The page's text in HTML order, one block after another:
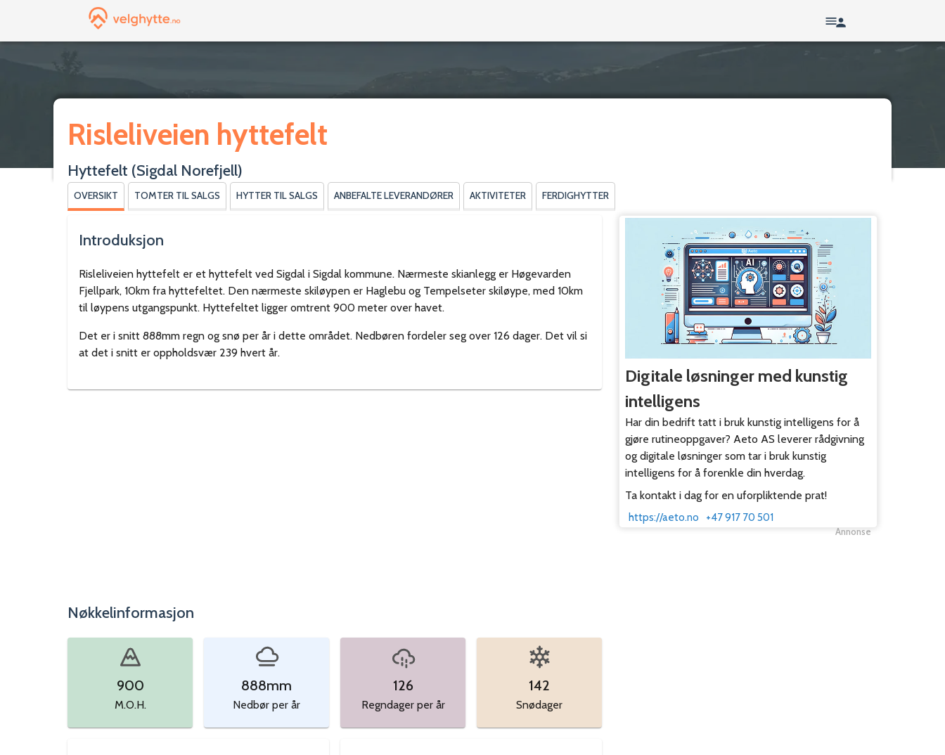
Risleliveien hyttefelt
Hyttefelt (Sigdal Norefjell)
OVERSIKT TOMTER TIL SALGS HYTTER TIL SALGS ANBEFALTE LEVERANDØRER AKTIVITETER FERDIGHYTTER
Introduksjon
Risleliveien hyttefelt er et hyttefelt ved Sigdal i Sigdal kommune. Nærmeste skianlegg er Høgevarden
Fjellpark, 10km fra hyttefeltet. Den nærmeste skiløypen er Haglebu og Tempelseter skiløype, med 10km
til løypens utgangspunkt. Hyttefeltet ligger omtrent 900 meter over havet.
Det er i snitt 888mm regn og snø per år i dette området. Nedbøren fordeler seg over 126 dager. Det vil si
at det i snitt er oppholdsvær 239 hvert år.
Nøkkelinformasjon
900
M.O.H.
888mm
Nedbør per år
126
Regndager per år
142
Snødager
Digitale løsninger med kunstig
intelligens
Har din bedrift tatt i bruk kunstig intelligens for å
gjøre rutineoppgaver? Aeto AS leverer rådgivning
og digitale løsninger som tar i bruk kunstig
intelligens for å forenkle din hverdag.
Ta kontakt i dag for en uforpliktende prat!
https://aeto.no +47 917 70 501
Annonse